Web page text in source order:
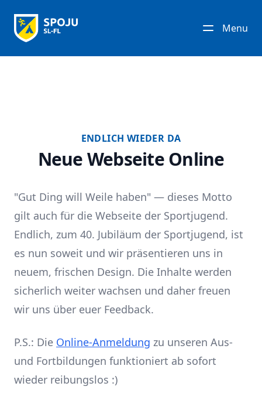
Menu
ENDLICH WIEDER DA
Neue Webseite Online
"Gut Ding will Weile haben" — dieses Motto
gilt auch für die Webseite der Sportjugend.
Endlich, zum 40. Jubiläum der Sportjugend, ist
es nun soweit und wir präsentieren uns in
neuem, frischen Design. Die Inhalte werden
sicherlich weiter wachsen und daher freuen
wir uns über euer Feedback.
P.S.: Die Online-Anmeldung zu unseren Aus-
und Fortbildungen funktioniert ab sofort
wieder reibungslos :)